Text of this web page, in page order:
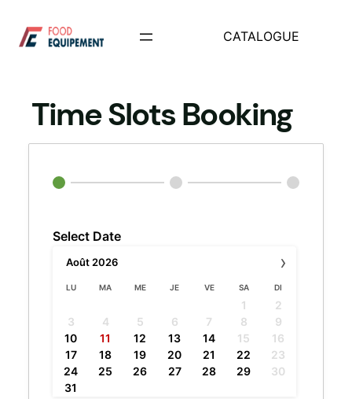
CATALOGUE
Time Slots Booking
Select Date
›
Août 2026
LU MA ME JE VE SA DI
1
2
3
4 5 6 7 8
9
10
·
11 12 13 14 15
16
17
18 19 20 21 22
23
24
25 26 27 28 29
30
31